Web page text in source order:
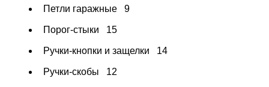
Петли гаражные 9
Порог-стыки 15
Ручки-кнопки и защелки 14
Ручки-скобы 12